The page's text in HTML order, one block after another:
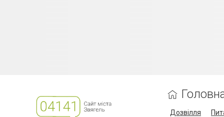
Дозвілля